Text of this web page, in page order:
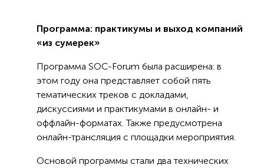
Программа: практикумы и выход компаний
«из сумерек»
Программа SOC-Forum была расширена: в
этом году она представляет собой пять
тематических треков с докладами,
дискуссиями и практикумами в онлайн- и
оффлайн-форматах. Также предусмотрена
онлайн-трансляция с площадки мероприятия.
Основой программы стали два технических